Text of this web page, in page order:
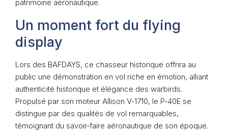
patrimoine aéronautique.
Un moment fort du flying
display
Lors des BAFDAYS, ce chasseur historique offrira au
public une démonstration en vol riche en émotion, alliant
authenticité historique et élégance des warbirds.
Propulsé par son moteur Allison V‑1710, le P‑40E se
distingue par des qualités de vol remarquables,
témoignant du savoir‑faire aéronautique de son époque.